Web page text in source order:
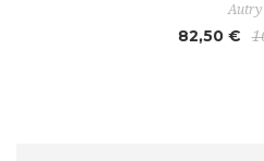
Autry
82,50 €